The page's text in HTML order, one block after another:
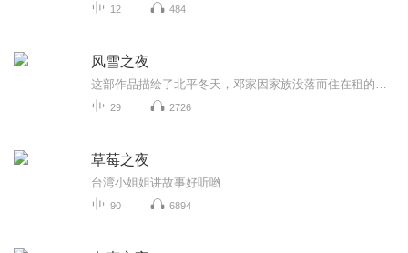
12 484
风雪之夜
29 2726
草莓之夜
台湾小姐姐讲故事好听哟
90 6894